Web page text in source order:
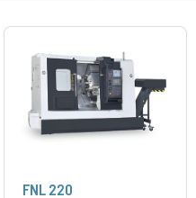
FNL 220